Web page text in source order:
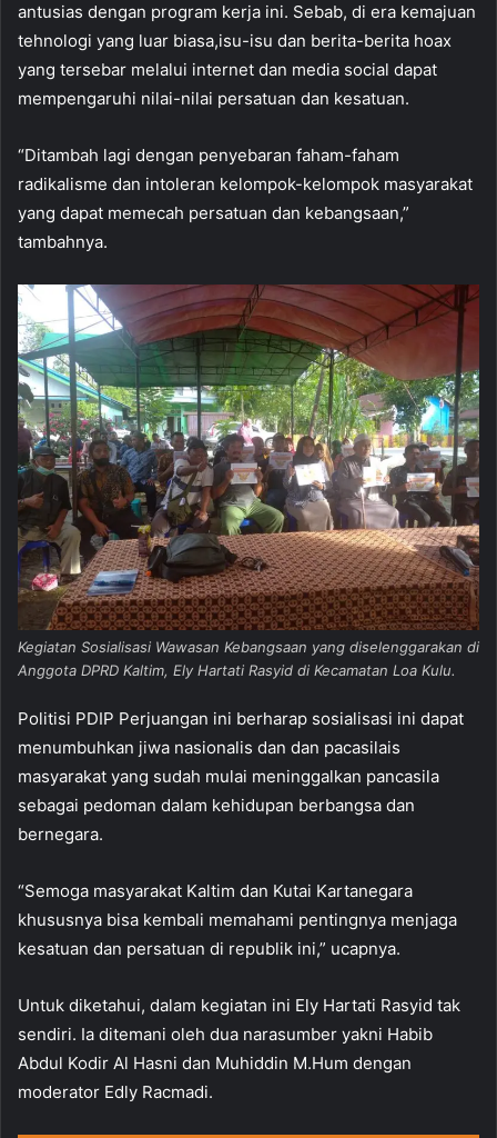
antusias dengan program kerja ini. Sebab, di era kemajuan
tehnologi yang luar biasa,isu-isu dan berita-berita hoax
yang tersebar melalui internet dan media social dapat
mempengaruhi nilai-nilai persatuan dan kesatuan.
“Ditambah lagi dengan penyebaran faham-faham
radikalisme dan intoleran kelompok-kelompok masyarakat
yang dapat memecah persatuan dan kebangsaan,”
tambahnya.
Kegiatan Sosialisasi Wawasan Kebangsaan yang diselenggarakan di
Anggota DPRD Kaltim, Ely Hartati Rasyid di Kecamatan Loa Kulu.
Politisi PDIP Perjuangan ini berharap sosialisasi ini dapat
menumbuhkan jiwa nasionalis dan dan pacasilais
masyarakat yang sudah mulai meninggalkan pancasila
sebagai pedoman dalam kehidupan berbangsa dan
bernegara.
“Semoga masyarakat Kaltim dan Kutai Kartanegara
khususnya bisa kembali memahami pentingnya menjaga
kesatuan dan persatuan di republik ini,” ucapnya.
Untuk diketahui, dalam kegiatan ini Ely Hartati Rasyid tak
sendiri. Ia ditemani oleh dua narasumber yakni Habib
Abdul Kodir Al Hasni dan Muhiddin M.Hum dengan
moderator Edly Racmadi.